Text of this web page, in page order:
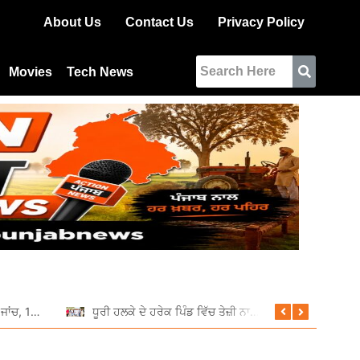
About Us Contact Us Privacy Policy
Movies Tech News
ਆਰਟੀਓ ਵੱਲੋਂ ਵਿਸ਼ੇਸ਼ ਰਾਤਰੀ ਜਾਂਚ, 11 ਵਾਹਨਾਂ ਦੇ ਕੱਟੇ ਚਲਾਨ